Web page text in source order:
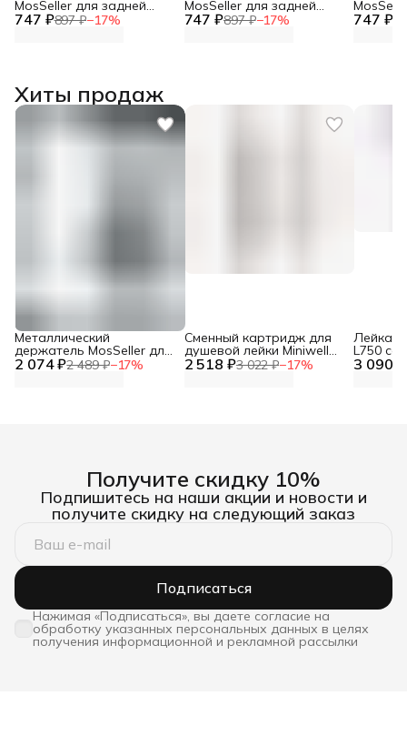
747 ₽897 ₽−17%
MosSeller для задней
панели для Realme Neo 7 747 ₽897 ₽−17%
MosSeller для задней
панели для Realme GT 7T 747 ₽
панели
Хиты продаж
2 074 ₽2 489 ₽−17%
Металлический
держатель MosSeller для
смартфона с 2 518 ₽3 022 ₽−17%
Сменный картридж для
душевой лейки Miniwell
L750, угольный 3 090 ₽
Лейка
L750 со
Получите скидку 10%
Подпишитесь на наши акции и новости и
получите скидку на следующий заказ
Подписаться
Нажимая «Подписаться», вы даете согласие на
обработку указанных персональных данных в целях
получения информационной и рекламной рассылки